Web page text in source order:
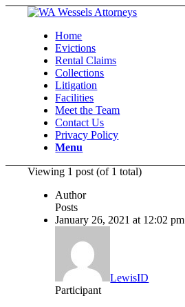
Home
Evictions
Rental Claims
Collections
Litigation
Facilities
Meet the Team
Contact Us
Privacy Policy
Menu
Viewing 1 post (of 1 total)
Author
Posts
January 26, 2021 at 12:02 pm
LewisID
Participant